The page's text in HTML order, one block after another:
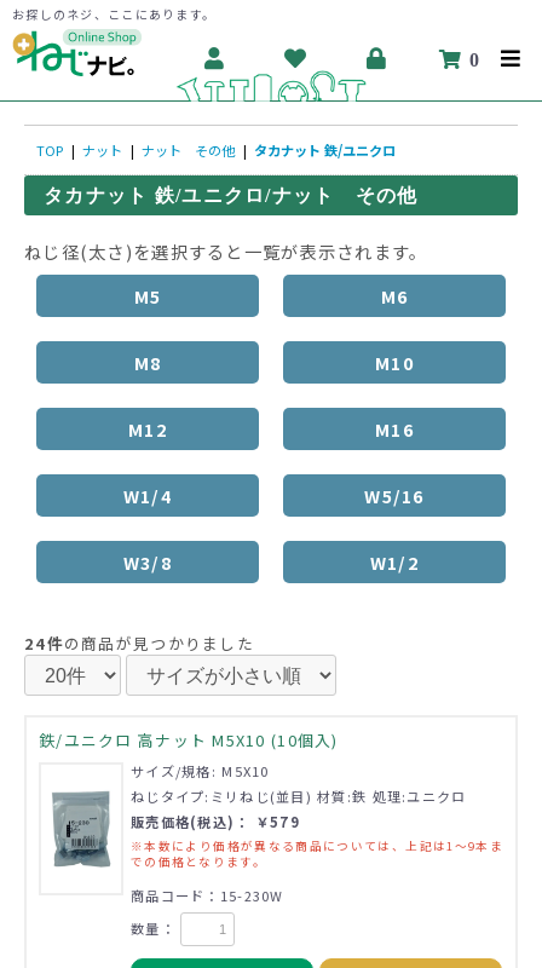
お探しのネジ、ここにあります。
0
TOP | ナット | ナット その他 | タカナット 鉄/ユニクロ
タカナット 鉄/ユニクロ/ナット その他
ねじ径(太さ)を選択すると一覧が表示されます。
M5
M6
M8 M10
M12 M16
W1/4 W5/16
W3/8 W1/2
24件の商品が見つかりました
鉄/ユニクロ 高ナット M5X10 (10個入)
サイズ/規格: M5X10
ねじタイプ:ミリねじ(並目) 材質:鉄 処理:ユニクロ
販売価格(税込)： ￥579
※本数により価格が異なる商品については、上記は1～9本ま
での価格となります。
商品コード：15-230W
数量：